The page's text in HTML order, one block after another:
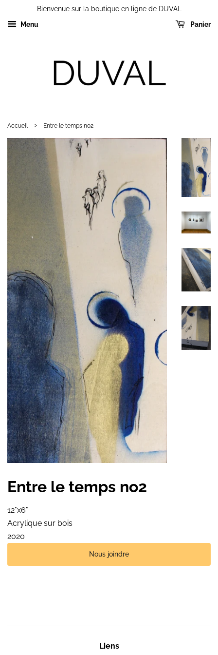
Bienvenue sur la boutique en ligne de DUVAL
Menu Panier
Accueil › Entre le temps no2
Entre le temps no2
12"x6"
Acrylique sur bois
2020
Nous joindre
Liens